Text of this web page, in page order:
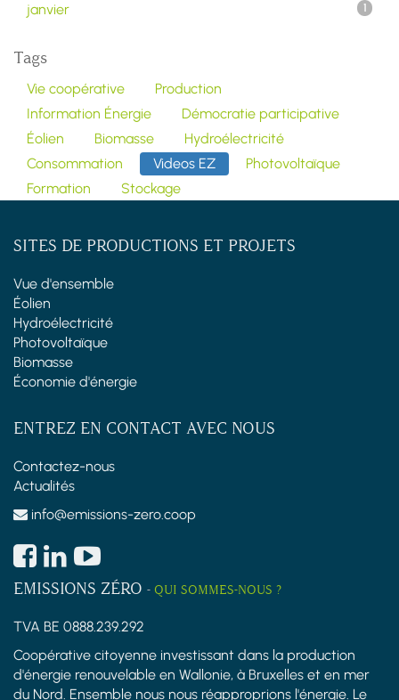
janvier
1
Tags
Vie coopérative
Production
Information Énergie
Démocratie participative
Éolien
Biomasse
Hydroélectricité
Consommation
Videos EZ
Photovoltaïque
Formation
Stockage
SITES DE PRODUCTIONS ET PROJETS
Vue d'ensemble
Éolien
Hydroélectricité
Photovoltaïque
Biomasse
Économie d'énergie
ENTREZ EN CONTACT AVEC NOUS
Contactez-nous
Actualités
info@emissions-zero.coop
EMISSIONS ZÉRO - QUI SOMMES-NOUS ?
TVA BE 0888.239.292
Coopérative citoyenne investissant dans la production
d'énergie renouvelable en Wallonie, à Bruxelles et en mer
du Nord. Ensemble nous nous réapproprions l'énergie. Le